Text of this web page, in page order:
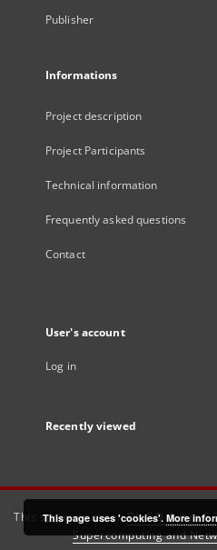
Publisher
Informations
Project description
Project Participants
Technical information
Frequently asked questions
Contact
User's account
Log in
Recently viewed
This service runs onDInGO dLibra
Supercomputing and
This page uses 'cookies'. More